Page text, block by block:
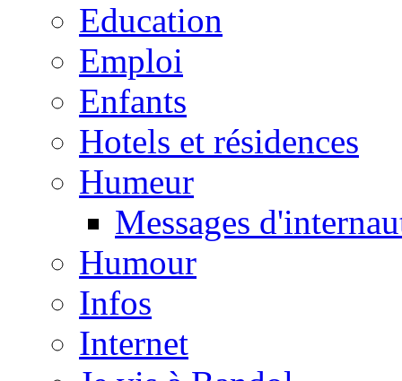
Education
Emploi
Enfants
Hotels et résidences
Humeur
Messages
Humour
Infos
Internet